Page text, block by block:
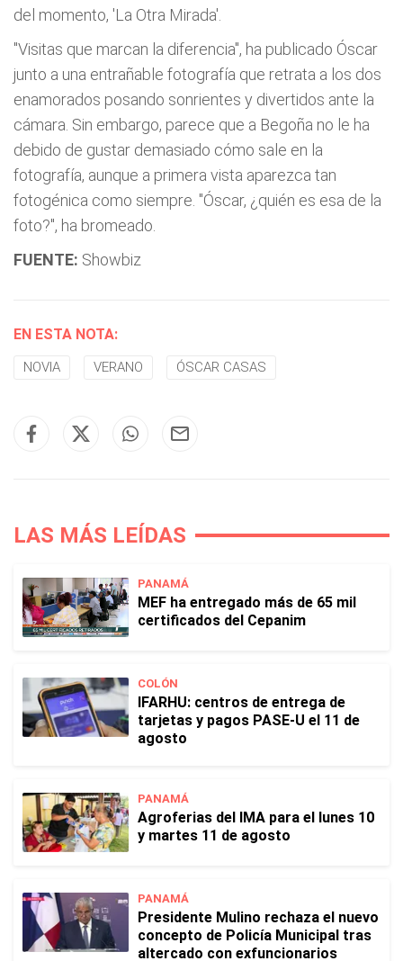
del momento, 'La Otra Mirada'.
"Visitas que marcan la diferencia", ha publicado Óscar
junto a una entrañable fotografía que retrata a los dos
enamorados posando sonrientes y divertidos ante la
cámara. Sin embargo, parece que a Begoña no le ha
debido de gustar demasiado cómo sale en la
fotografía, aunque a primera vista aparezca tan
fotogénica como siempre. "Óscar, ¿quién es esa de la
foto?", ha bromeado.
FUENTE: Showbiz
EN ESTA NOTA:
NOVIA VERANO ÓSCAR CASAS
LAS MÁS LEÍDAS
PANAMÁ
MEF ha entregado más de 65 mil
certificados del Cepanim
COLÓN
IFARHU: centros de entrega de
tarjetas y pagos PASE-U el 11 de
agosto
PANAMÁ
Agroferias del IMA para el lunes 10
y martes 11 de agosto
PANAMÁ
Presidente Mulino rechaza el nuevo
concepto de Policía Municipal tras
altercado con exfuncionarios